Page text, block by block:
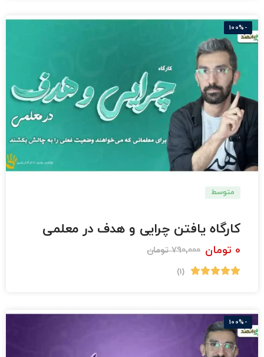
-100%
متوسط
کارگاه یافتن چرایی و هدف در معلمی
0 تومان 790,000 تومان
(1)
-100%